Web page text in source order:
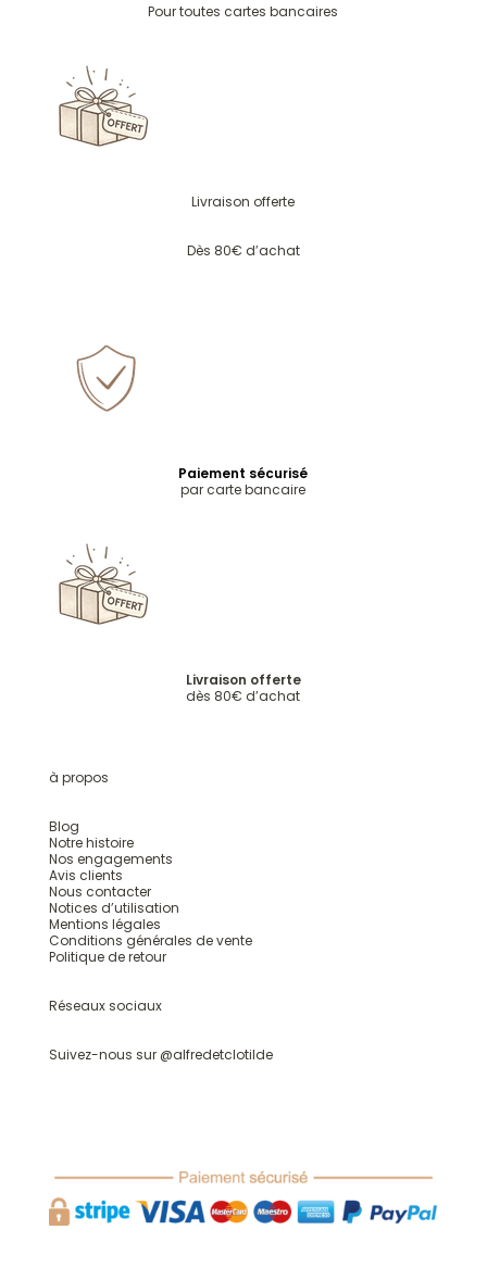
Pour toutes cartes bancaires
Livraison offerte
Dès 80€ d’achat
Paiement sécurisé
par carte bancaire
Livraison offerte
dès 80€ d’achat
à propos
Blog
Notre histoire
Nos engagements
Avis clients
Nous contacter
Notices d’utilisation
Mentions légales
Conditions générales de vente
Politique de retour
Réseaux sociaux
Suivez-nous sur @alfredetclotilde